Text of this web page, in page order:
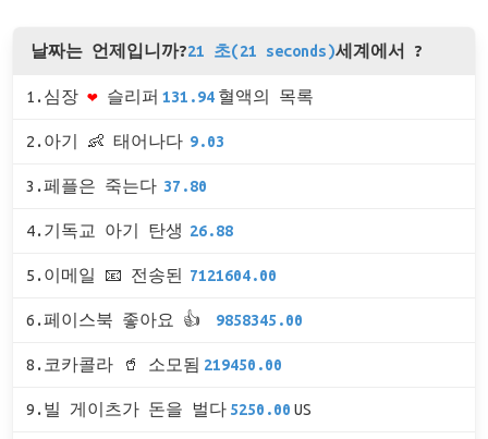
날짜는 언제입니까?21 초(21 seconds)세계에서 ?
1.심장 ❤ 슬리퍼 131.94 혈액의 목록
2.아기 👶 태어나다 9.03
3.페플은 죽는다 37.80
4.기독교 아기 탄생 26.88
5.이메일 📧 전송된 7121604.00
6.페이스북 좋아요 👍 9858345.00
8.코카콜라 🥤 소모됨 219450.00
9.빌 게이츠가 돈을 벌다 5250.00 US